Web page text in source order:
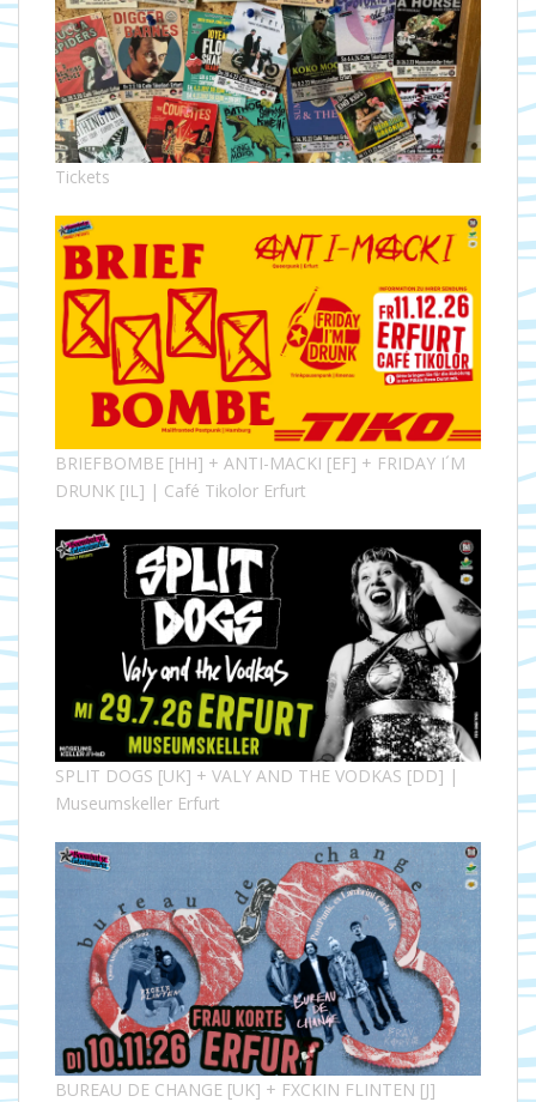
Tickets
BRIEFBOMBE [HH] + ANTI-MACKI [EF] + FRIDAY I´M
DRUNK [IL] | Café Tikolor Erfurt
SPLIT DOGS [UK] + VALY AND THE VODKAS [DD] |
Museumskeller Erfurt
BUREAU DE CHANGE [UK] + FXCKIN FLINTEN [J]